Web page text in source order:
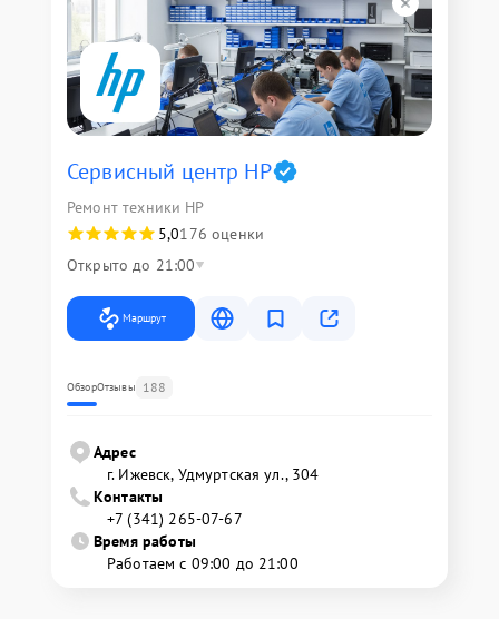
Сервисный центр HP
Ремонт техники HP
5,0176 оценки
Открыто до 21:00
Маршрут
ОбзорОтзывы 188
Адрес
г. Ижевск, Удмуртская ул., 304
Контакты
+7 (341) 265-07-67
Время работы
Работаем с 09:00 до 21:00